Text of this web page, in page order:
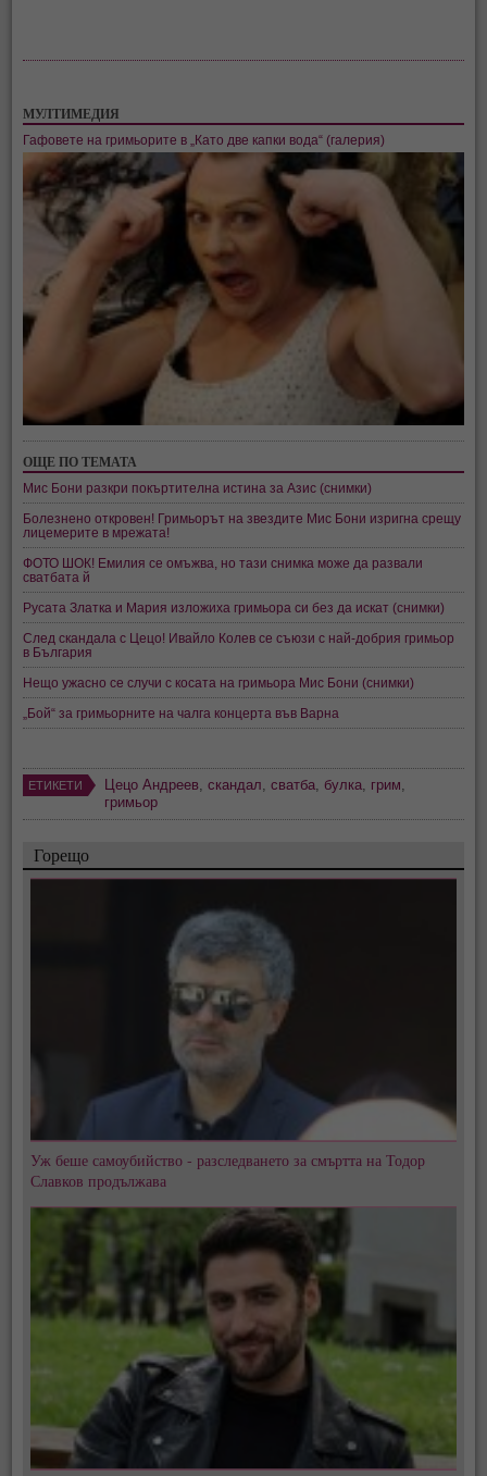
МУЛТИМЕДИЯ
Гафовете на гримьорите в „Като две капки вода“ (галерия)
ОЩЕ ПО ТЕМАТА
Мис Бони разкри покъртителна истина за Азис (снимки)
Болезнено откровен! Гримьорът на звездите Мис Бони изригна срещу
лицемерите в мрежата!
ФОТО ШОК! Емилия се омъжва, но тази снимка може да развали
сватбата й
Русата Златка и Мария изложиха гримьора си без да искат (снимки)
След скандала с Цецо! Ивайло Колев се съюзи с най-добрия гримьор
в България
Нещо ужасно се случи с косата на гримьора Мис Бони (снимки)
„Бой“ за гримьорните на чалга концерта във Варна
ЕТИКЕТИ Цецо Андреев ,скандал ,сватба булка грим
гримьор
Горещо
Уж беше самоубийство - разследването за смъртта на Тодор
Славков продължава